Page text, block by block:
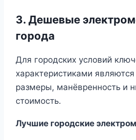
3. Дешевые
города
Для городских условий
характеристиками
размеры, манёвренность и
стоимость.
Лучшие городские